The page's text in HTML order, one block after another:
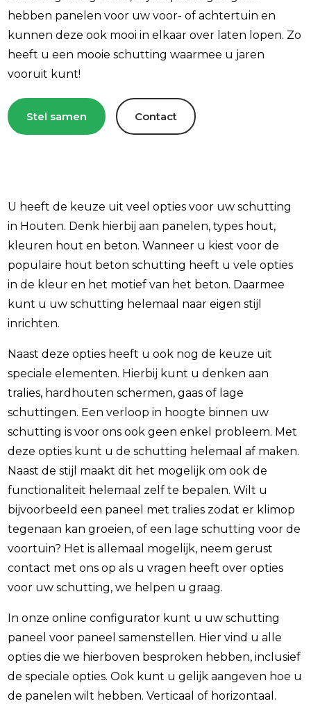
hebben panelen voor uw voor- of achtertuin en
kunnen deze ook mooi in elkaar over laten lopen. Zo
heeft u een mooie schutting waarmee u jaren
vooruit kunt!
Stel samen Contact
U heeft de keuze uit veel opties voor uw schutting
in Houten. Denk hierbij aan panelen, types hout,
kleuren hout en beton. Wanneer u kiest voor de
populaire hout beton schutting heeft u vele opties
in de kleur en het motief van het beton. Daarmee
kunt u uw schutting helemaal naar eigen stijl
inrichten.
Naast deze opties heeft u ook nog de keuze uit
speciale elementen. Hierbij kunt u denken aan
tralies, hardhouten schermen, gaas of lage
schuttingen. Een verloop in hoogte binnen uw
schutting is voor ons ook geen enkel probleem. Met
deze opties kunt u de schutting helemaal af maken.
Naast de stijl maakt dit het mogelijk om ook de
functionaliteit helemaal zelf te bepalen. Wilt u
bijvoorbeeld een paneel met tralies zodat er klimop
tegenaan kan groeien, of een lage schutting voor de
voortuin? Het is allemaal mogelijk, neem gerust
contact met ons op als u vragen heeft over opties
voor uw schutting, we helpen u graag.
In onze online configurator kunt u uw schutting
paneel voor paneel samenstellen. Hier vind u alle
opties die we hierboven besproken hebben, inclusief
de speciale opties. Ook kunt u gelijk aangeven hoe u
de panelen wilt hebben. Verticaal of horizontaal.